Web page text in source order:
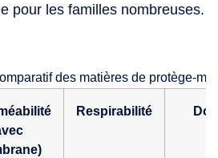
pour les familles nombreuses.
des matières de protège-
Respirabilité